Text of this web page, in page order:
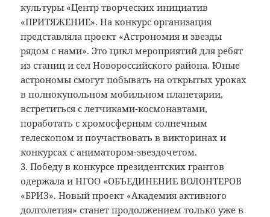
культуры «Центр творческих инициатив
«ПРИТЯЖЕНИЕ». На конкурс организация
представляла проект «Астрономия и звезды
рядом с нами». Это цикл мероприятий для ребят
из станиц и сел Новороссийского района. Юные
астрономы смогут побывать на открытых уроках
в полнокупольном мобильном планетарии,
встретиться с летчиками-космонавтами,
поработать с хромосферным солнечным
телескопом и поучаствовать в викторинах и
конкурсах с аниматором-звездочетом.
3. Победу в конкурсе президентских грантов
одержала и НГОО «ОБЪЕДИНЕНИЕ ВОЛОНТЕРОВ
«БРИЗ». Новый проект «Академия активного
долголетия» станет продолжением только уже в